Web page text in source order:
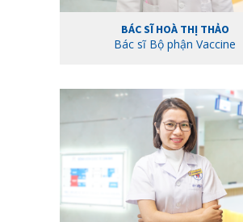
BÁC SĨ HOÀ THỊ THẢO
Bác sĩ Bộ phận Vaccine